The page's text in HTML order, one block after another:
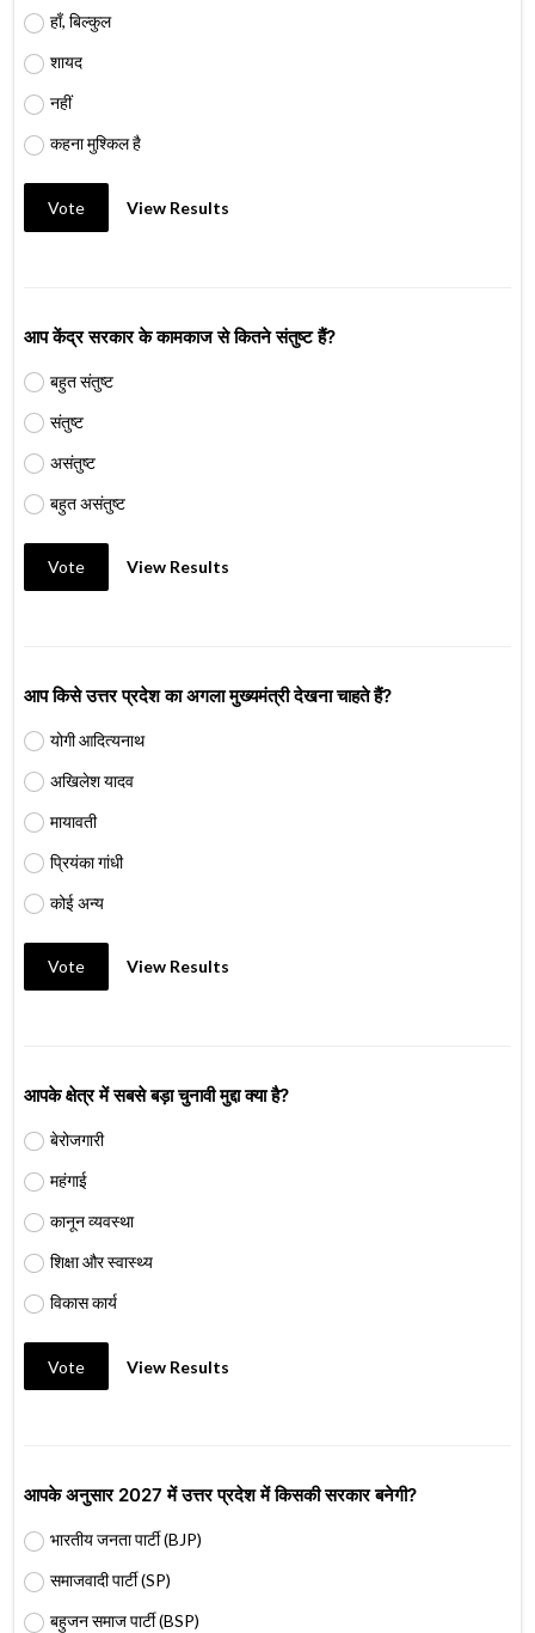
हाँ, बिल्कुल
शायद
नहीं
कहना मुश्किल है
Vote View Results
आप केंद्र सरकार के कामकाज से कितने संतुष्ट हैं?
बहुत संतुष्ट
संतुष्ट
असंतुष्ट
बहुत असंतुष्ट
Vote View Results
आप किसे उत्तर प्रदेश का अगला मुख्यमंत्री देखना चाहते हैं?
योगी आदित्यनाथ
अखिलेश यादव
मायावती
प्रियंका गांधी
कोई अन्य
Vote View Results
आपके क्षेत्र में सबसे बड़ा चुनावी मुद्दा क्या है?
बेरोजगारी
महंगाई
कानून व्यवस्था
शिक्षा और स्वास्थ्य
विकास कार्य
Vote View Results
आपके अनुसार 2027 में उत्तर प्रदेश में किसकी सरकार बनेगी?
भारतीय जनता पार्टी (BJP)
समाजवादी पार्टी (SP)
बहुजन समाज पार्टी (BSP)